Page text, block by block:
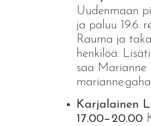
Uudenmaan
ja paluu 19.6.
Rauma ja
henkilöä.
saa Marianne
Karjalainen
17.00−20.00